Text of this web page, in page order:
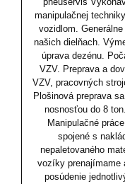
manipulačnej
vozidlom.
našich dielňach.
úprava dezénu.
VZV. Preprava a
VZV, pracovných
Plošinová preprava
nosnosťou do 8
Manipulačné
spojené s
nepaletovaného
vozíky prenajímame
posúdenie